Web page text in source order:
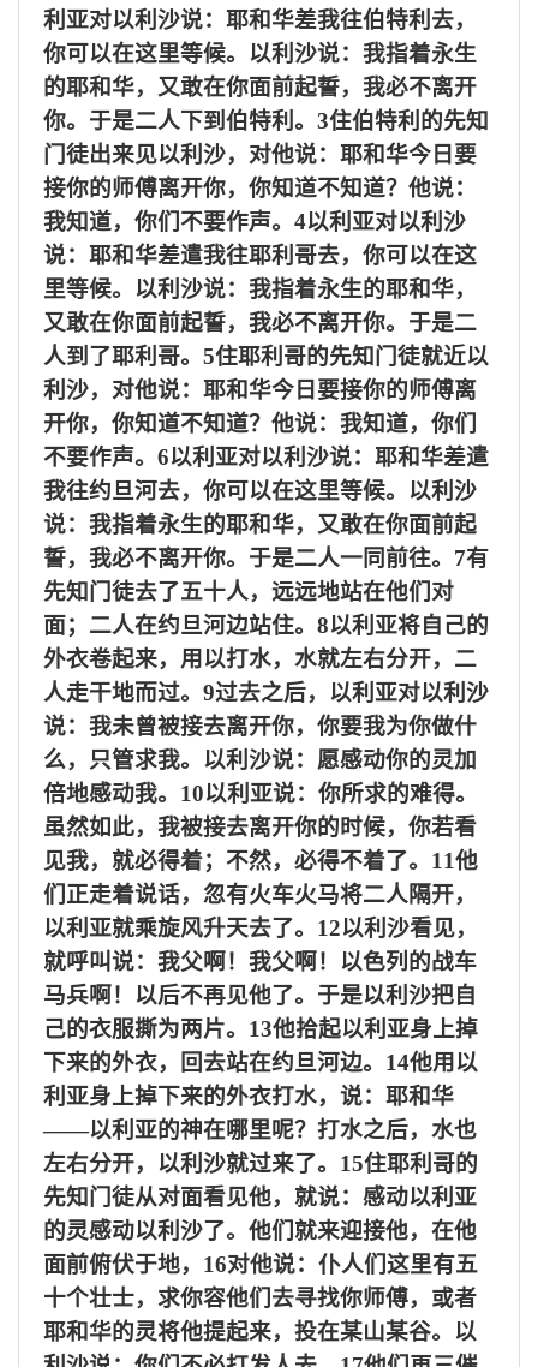
利亚对以利沙说：耶和华差我往伯特利去，
你可以在这里等候。以利沙说：我指着永生
的耶和华，又敢在你面前起誓，我必不离开
你。于是二人下到伯特利。 3住伯特利的先知
门徒出来见以利沙，对他说：耶和华今日要
接你的师傅离开你，你知道不知道？他说：
我知道，你们不要作声。 4以利亚对以利沙
说：耶和华差遣我往耶利哥去，你可以在这
里等候。以利沙说：我指着永生的耶和华，
又敢在你面前起誓，我必不离开你。于是二
人到了耶利哥。 5住耶利哥的先知门徒就近以
利沙，对他说：耶和华今日要接你的师傅离
开你，你知道不知道？他说：我知道，你们
不要作声。 6以利亚对以利沙说：耶和华差遣
我往约旦河去，你可以在这里等候。以利沙
说：我指着永生的耶和华，又敢在你面前起
誓，我必不离开你。于是二人一同前往。 7有
先知门徒去了五十人，远远地站在他们对
面；二人在约旦河边站住。 8以利亚将自己的
外衣卷起来，用以打水，水就左右分开，二
人走干地而过。 9过去之后，以利亚对以利沙
说：我未曾被接去离开你，你要我为你做什
么，只管求我。以利沙说：愿感动你的灵加
倍地感动我。 10以利亚说：你所求的难得。
虽然如此，我被接去离开你的时候，你若看
见我，就必得着；不然，必得不着了。 11他
们正走着说话，忽有火车火马将二人隔开，
以利亚就乘旋风升天去了。 12以利沙看见，
就呼叫说：我父啊！我父啊！以色列的战车
马兵啊！以后不再见他了。于是以利沙把自
己的衣服撕为两片。 13他拾起以利亚身上掉
下来的外衣，回去站在约旦河边。 14他用以
利亚身上掉下来的外衣打水，说：耶和华
——以利亚的神在哪里呢？打水之后，水也
左右分开，以利沙就过来了。 15住耶利哥的
先知门徒从对面看见他，就说：感动以利亚
的灵感动以利沙了。他们就来迎接他，在他
面前俯伏于地， 16对他说：仆人们这里有五
十个壮士，求你容他们去寻找你师傅，或者
耶和华的灵将他提起来，投在某山某谷。以